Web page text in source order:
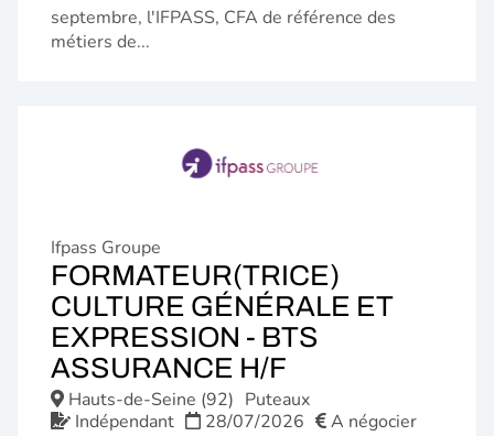
septembre, l'IFPASS, CFA de référence des
métiers de...
Ifpass Groupe
FORMATEUR(TRICE)
CULTURE GÉNÉRALE ET
EXPRESSION - BTS
ASSURANCE H/F
FENÊTRE)
Hauts-de-Seine (92) Puteaux
Indépendant
28/07/2026
A négocier